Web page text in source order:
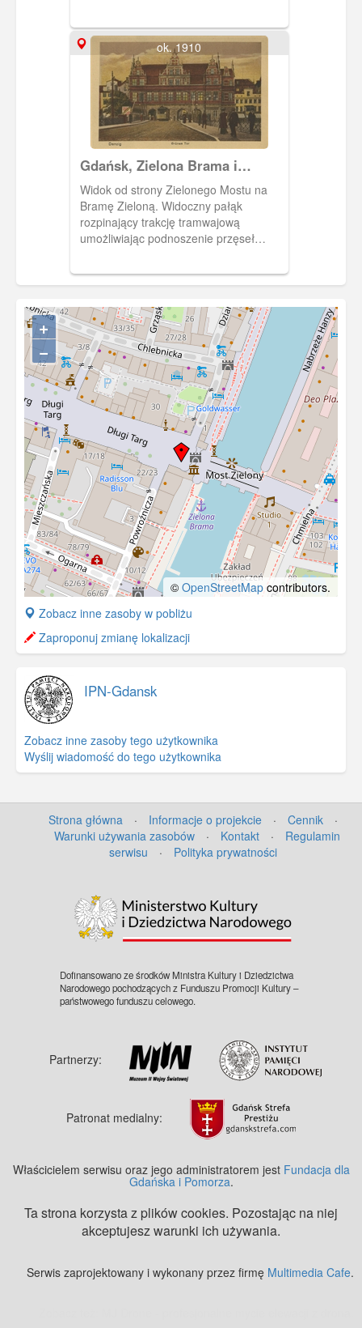
ok. 1910
Gdańsk, Zielona Brama i
Zielony Most
Widok od strony Zielonego Mostu na
Bramę Zieloną. Widoczny pałąk
rozpinający trakcję tramwajową
umożliwiając podnoszenie przęseł
+
−
© OpenStreetMapcontributors.
+
−
Zobacz inne zasoby w pobliżu
Zaproponuj zmianę lokalizacji
IPN-Gdansk
Zobacz inne zasoby tego użytkownika
Wyślij wiadomość do tego użytkownika
Strona główna · Informacje o projekcie · Cennik
·
Warunki używania zasobów
· Kontakt ·
Regulamin
serwisu
· Polityka prywatności
Dofinansowano ze środków Ministra Kultury i Dziedzictwa
Narodowego pochodzących z Funduszu Promocji Kultury –
państwowego funduszu celowego.
Partnerzy:
Patronat medialny:
Właścicielem serwisu oraz jego administratorem jest Fundacja dla
Gdańska i Pomorza.
Ta strona korzysta z plików cookies. Pozostając na niej
akceptujesz warunki ich używania.
Serwis zaprojektowany i wykonany przez firmę Multimedia Cafe.